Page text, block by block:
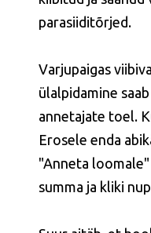
parasiiditõrjed.
Varjupaigas
ülalpidamine
annetajate toel.
Erosele enda
"Anneta
summa ja kliki